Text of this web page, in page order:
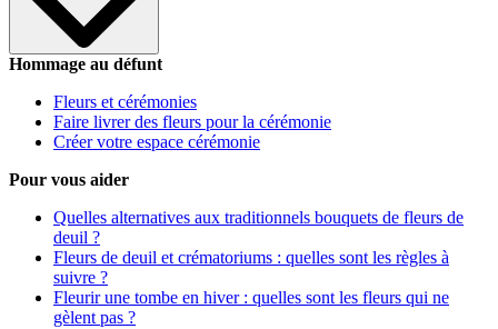
Hommage au défunt
Fleurs et cérémonies
Faire livrer des fleurs pour la cérémonie
Créer votre espace cérémonie
Pour vous aider
Quelles alternatives aux traditionnels bouquets de fleurs de
deuil ?
Fleurs de deuil et crématoriums : quelles sont les règles à
suivre ?
Fleurir une tombe en hiver : quelles sont les fleurs qui ne
gèlent pas ?